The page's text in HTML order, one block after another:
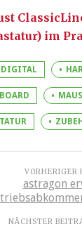
im
MAUS
VORHERIGER
astragon
NÄCHSTER